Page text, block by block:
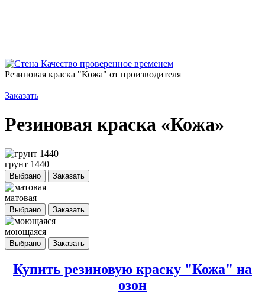
Качество проверенное временем
Резиновая краска "Кожа" от производителя
Заказать
Резиновая краска «Кожа»
грунт 1440
Выбрано Заказать
матовая
Выбрано Заказать
моющаяся
Выбрано Заказать
Купить резиновую краску "Кожа" на
озон